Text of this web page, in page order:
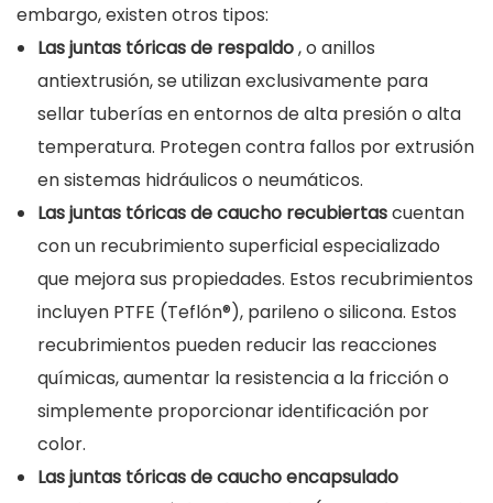
embargo, existen otros tipos:
Las juntas tóricas de respaldo, o anillos
antiextrusión, se utilizan exclusivamente para
sellar tuberías en entornos de alta presión o alta
temperatura. Protegen contra fallos por extrusión
en sistemas hidráulicos o neumáticos.
Las juntas tóricas de caucho recubiertascuentan
con un recubrimiento superficial especializado
que mejora sus propiedades. Estos recubrimientos
incluyen PTFE (Teflón®), parileno o silicona. Estos
recubrimientos pueden reducir las reacciones
químicas, aumentar la resistencia a la fricción o
simplemente proporcionar identificación por
color.
Las juntas tóricas de caucho encapsulado